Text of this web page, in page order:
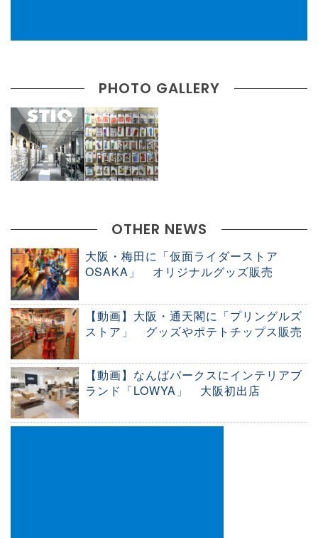
PHOTO GALLERY
OTHER NEWS
大阪・梅田に「仮面ライダーストア
OSAKA」 オリジナルグッズ販売
【動画】大阪・通天閣に「プリングルズ
ストア」 グッズやポテトチップス販売
【動画】なんばパークスにインテリアブ
ランド「LOWYA」 大阪初出店